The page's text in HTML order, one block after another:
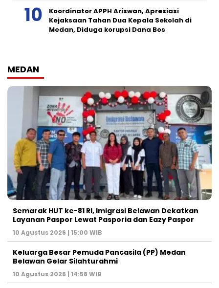
Koordinator APPH Ariswan, Apresiasi
Kejaksaan Tahan Dua Kepala Sekolah di
Medan, Diduga korupsi Dana Bos
MEDAN
Semarak HUT ke-81 RI, Imigrasi Belawan Dekatkan
Layanan Paspor Lewat Pasporia dan Eazy Paspor
10 Agustus 2026 | 15:00 WIB
Keluarga Besar Pemuda Pancasila (PP) Medan
Belawan Gelar Silahturahmi
10 Agustus 2026 | 14:58 WIB